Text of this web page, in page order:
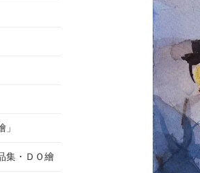
集・ＤＯ繪